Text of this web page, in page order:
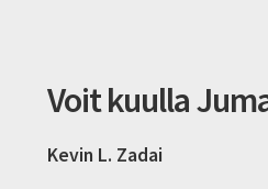
Voit kuulla
Kevin L. Zadai